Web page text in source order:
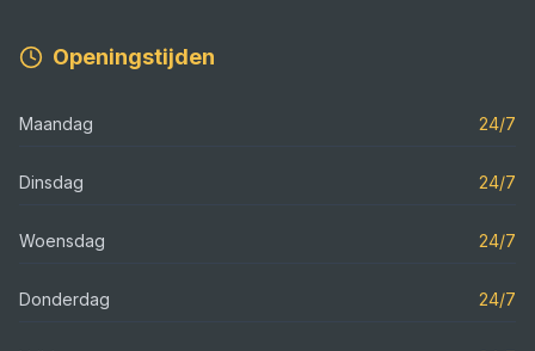
Openingstijden
Maandag 24/7
Dinsdag 24/7
Woensdag 24/7
Donderdag 24/7